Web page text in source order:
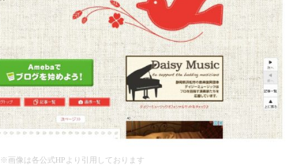
※画像は各公式HPより引用しております